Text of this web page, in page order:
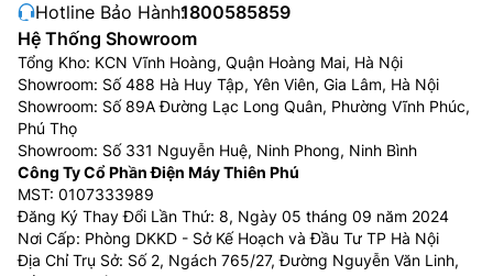
Hotline Bảo Hành:1800585859
Hệ Thống Showroom
Tổng Kho: KCN Vĩnh Hoàng, Quận Hoàng Mai, Hà Nội
Showroom: Số 488 Hà Huy Tập, Yên Viên, Gia Lâm, Hà Nội
Showroom: Số 89A Đường Lạc Long Quân, Phường Vĩnh Phúc,
Phú Thọ
Showroom: Số 331 Nguyễn Huệ, Ninh Phong, Ninh Bình
Công Ty Cổ Phần Điện Máy Thiên Phú
MST: 0107333989
Đăng Ký Thay Đổi Lần Thứ: 8, Ngày 05 tháng 09 năm 2024
Nơi Cấp: Phòng DKKD - Sở Kế Hoạch và Đầu Tư TP Hà Nội
Địa Chỉ Trụ Sở: Số 2, Ngách 765/27, Đường Nguyễn Văn Linh,